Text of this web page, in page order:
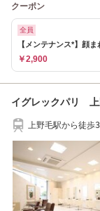
クーポン
全員
【メンテナンス*】顔
￥2,900
イグレックパリ 上
上野毛駅から徒歩